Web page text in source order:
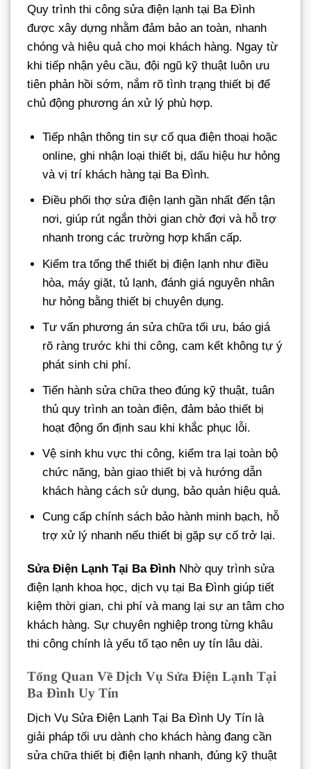
Quy trình thi công sửa điện lạnh tại Ba Đình
được xây dựng nhằm đảm bảo an toàn, nhanh
chóng và hiệu quả cho mọi khách hàng. Ngay từ
khi tiếp nhận yêu cầu, đội ngũ kỹ thuật luôn ưu
tiên phản hồi sớm, nắm rõ tình trạng thiết bị để
chủ động phương án xử lý phù hợp.
Tiếp nhận thông tin sự cố qua điện thoại hoặc
online, ghi nhận loại thiết bị, dấu hiệu hư hỏng
và vị trí khách hàng tại Ba Đình.
Điều phối thợ sửa điện lạnh gần nhất đến tận
nơi, giúp rút ngắn thời gian chờ đợi và hỗ trợ
nhanh trong các trường hợp khẩn cấp.
Kiểm tra tổng thể thiết bị điện lạnh như điều
hòa, máy giặt, tủ lạnh, đánh giá nguyên nhân
hư hỏng bằng thiết bị chuyên dụng.
Tư vấn phương án sửa chữa tối ưu, báo giá
rõ ràng trước khi thi công, cam kết không tự ý
phát sinh chi phí.
Tiến hành sửa chữa theo đúng kỹ thuật, tuân
thủ quy trình an toàn điện, đảm bảo thiết bị
hoạt động ổn định sau khi khắc phục lỗi.
Vệ sinh khu vực thi công, kiểm tra lại toàn bộ
chức năng, bàn giao thiết bị và hướng dẫn
khách hàng cách sử dụng, bảo quản hiệu quả.
Cung cấp chính sách bảo hành minh bạch, hỗ
trợ xử lý nhanh nếu thiết bị gặp sự cố trở lại.
Sửa Điện Lạnh Tại Ba Đình Nhờ quy trình sửa
điện lạnh khoa học, dịch vụ tại Ba Đình giúp tiết
kiệm thời gian, chi phí và mang lại sự an tâm cho
khách hàng. Sự chuyên nghiệp trong từng khâu
thi công chính là yếu tố tạo nên uy tín lâu dài.
Tổng Quan Về Dịch Vụ Sửa Điện Lạnh Tại
Ba Đình Uy Tín
Dịch Vụ Sửa Điện Lạnh Tại Ba Đình Uy Tín là
giải pháp tối ưu dành cho khách hàng đang cần
sửa chữa thiết bị điện lạnh nhanh, đúng kỹ thuật